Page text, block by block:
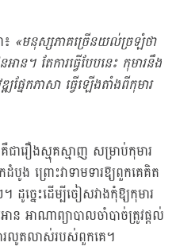
«មនុស្ស​ភាគ​ច្រើន​យល់​ច្រឡំ​ថា
ន។ តែ​ការធ្វើ​បែប​នេះ កុមារ​នឹង​
ផ្នែក​ភាសា​ ធ្វើ​ឡើង​តាំង​ពី​កុមារ​
ជារឿងស្មុគស្មាញ សម្រាប់កុមារ
បូង ព្រោះវាទាមទារឱ្យពួកគេគិត
ដូច្នេះដើម្បីចៀសវាងកុំឱ្យកុមារ
ន អាណាព្យាបាលចាំបាច់ត្រូវ​ផ្ដល់​
រ​លូត​លាស់​​របស់​ពួកគេ។